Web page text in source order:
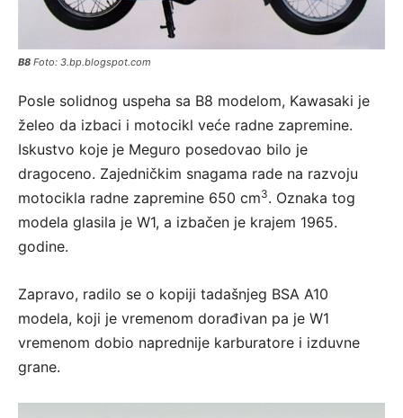
B8 Foto: 3.bp.blogspot.com
Posle solidnog uspeha sa B8 modelom, Kawasaki je
želeo da izbaci i motocikl veće radne zapremine.
Iskustvo koje je Meguro posedovao bilo je
dragoceno. Zajedničkim snagama rade na razvoju
motocikla radne zapremine 650 cm3. Oznaka tog
modela glasila je W1, a izbačen je krajem 1965.
godine.
Zapravo, radilo se o kopiji tadašnjeg BSA A10
modela, koji je vremenom dorađivan pa je W1
vremenom dobio naprednije karburatore i izduvne
grane.